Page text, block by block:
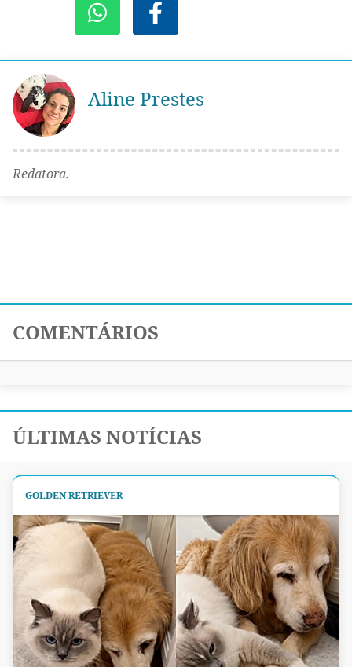
Aline Prestes
Redatora.
COMENTÁRIOS
ÚLTIMAS NOTÍCIAS
GOLDEN RETRIEVER